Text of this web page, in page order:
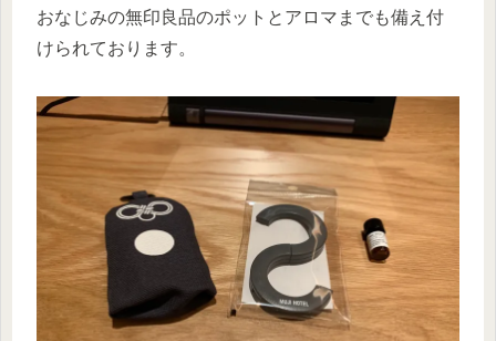
おなじみの無印良品のポットとアロマまでも備え付
けられております。